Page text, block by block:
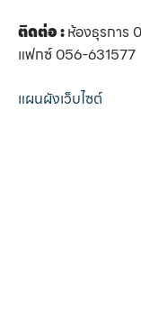
ติดต่อ :ห้องธุรการ
แฟกซ์ 056-631577
แผนผังเว็บไซต์